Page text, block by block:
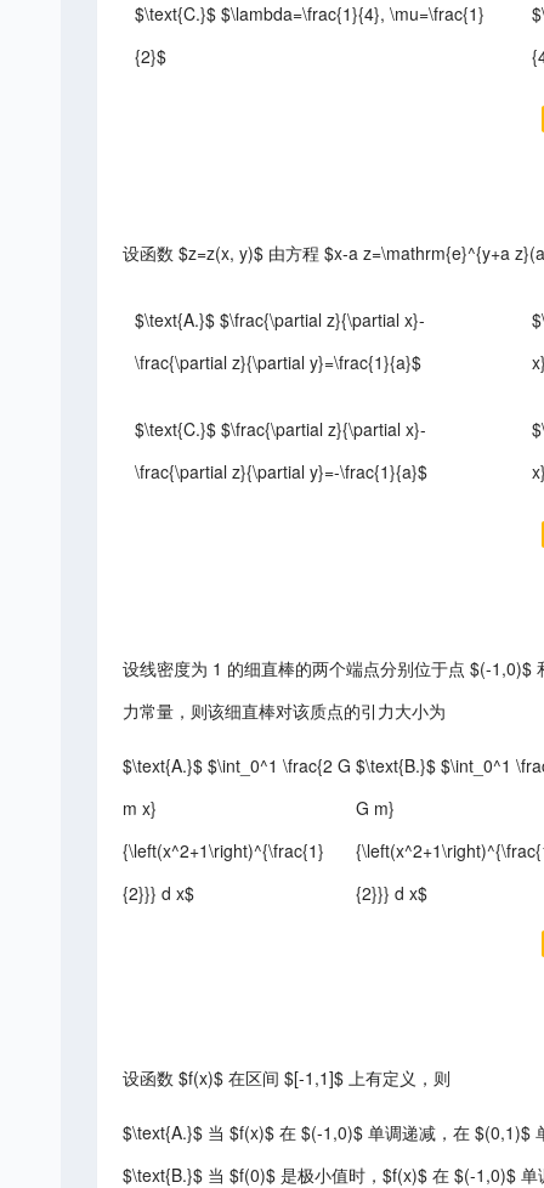
$\text{C.}$ $\lambda=\frac{1}{4}, \mu=\frac{1}
{2}$
设函数 $z=z(x, y)$ 由方程 $x-a z=\mathrm{e}^{y+a
$\text{A.}$ $\frac{\partial z}{\partial x}-
\frac{\partial z}{\partial y}=\frac{1}{a}$
$\text{C.}$ $\frac{\partial z}{\partial x}-
\frac{\partial z}{\partial y}=-\frac{1}{a}$
设线密度为 1 的细直棒的两个端点分别位于点 $(-
力常量，则该细直棒对该质点的引力大小为
$\text{A.}$ $\int_0^1 \frac{2 G
m x}
{\left(x^2+1\right)^{\frac{1}
{2}}} d x$
$\text{B.}$ $\int_0^1
G m}
{2}}} d x$
设函数 $f(x)$ 在区间 $[-1,1]$ 上有定义，则
$\text{A.}$ 当 $f(x)$ 在 $(-1,0)$ 单调递减，在 $(0,1)$
$\text{B.}$ 当 $f(0)$ 是极小值时，$f(x)$ 在 $(-1,0)$